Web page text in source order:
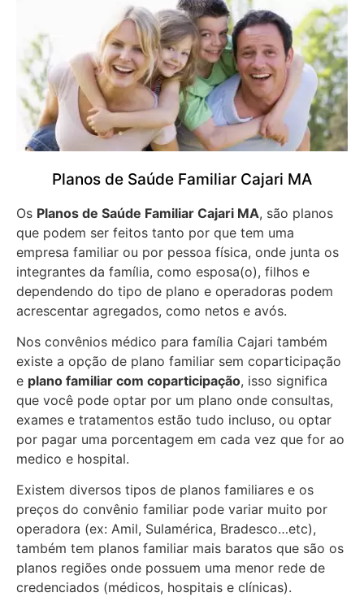
Planos de Saúde Familiar Cajari MA
Os Planos de Saúde Familiar Cajari MA, são planos
que podem ser feitos tanto por que tem uma
empresa familiar ou por pessoa física, onde junta os
integrantes da família, como esposa(o), filhos e
dependendo do tipo de plano e operadoras podem
acrescentar agregados, como netos e avós.
Nos convênios médico para família Cajari também
existe a opção de plano familiar sem coparticipação
e plano familiar com coparticipação, isso significa
que você pode optar por um plano onde consultas,
exames e tratamentos estão tudo incluso, ou optar
por pagar uma porcentagem em cada vez que for ao
medico e hospital.
Existem diversos tipos de planos familiares e os
preços do convênio familiar pode variar muito por
operadora (ex: Amil, Sulamérica, Bradesco…etc),
também tem planos familiar mais baratos que são os
planos regiões onde possuem uma menor rede de
credenciados (médicos, hospitais e clínicas).